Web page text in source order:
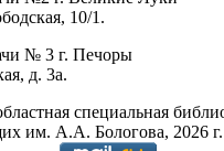
10/1.
№ 3 г. Печоры
д. 3а.
специальная
им. А.А. Бологова, 2026 г.